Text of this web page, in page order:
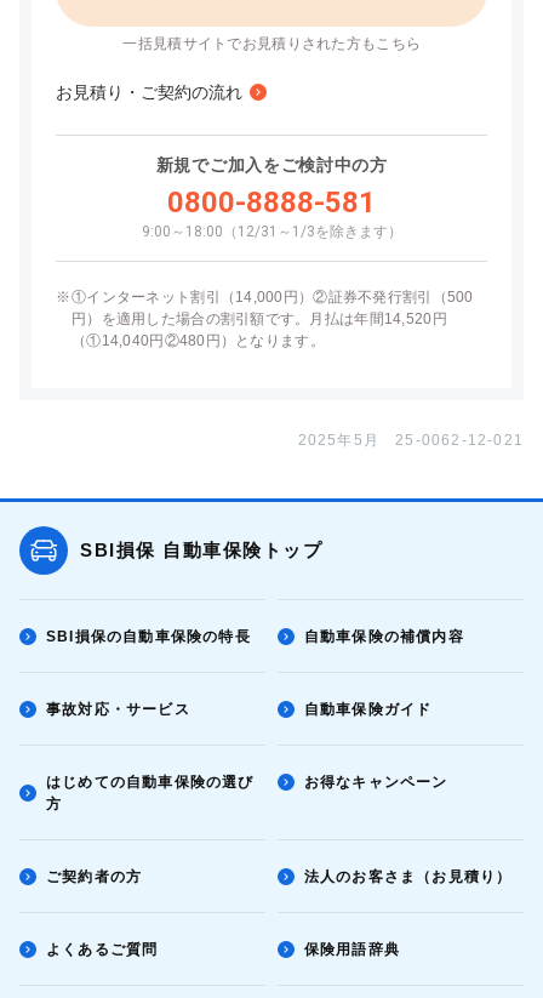
一括見積サイトでお見積りされた方もこちら
お見積り・ご契約の流れ
新規でご加入をご検討中の方
0800-8888-581
9:00～18:00（12/31～1/3を除きます）
※①インターネット割引（14,000円）②証券不発行割引（500
円）を適用した場合の割引額です。月払は年間14,520円
（①14,040円②480円）となります。
2025年5月 25-0062-12-021
SBI損保 自動車保険トップ
SBI損保の自動車保険の特長 自動車保険の補償内容
事故対応・サービス 自動車保険ガイド
はじめての自動車保険の選び
方
お得なキャンペーン
ご契約者の方 法人のお客さま（お見積り）
よくあるご質問 保険用語辞典